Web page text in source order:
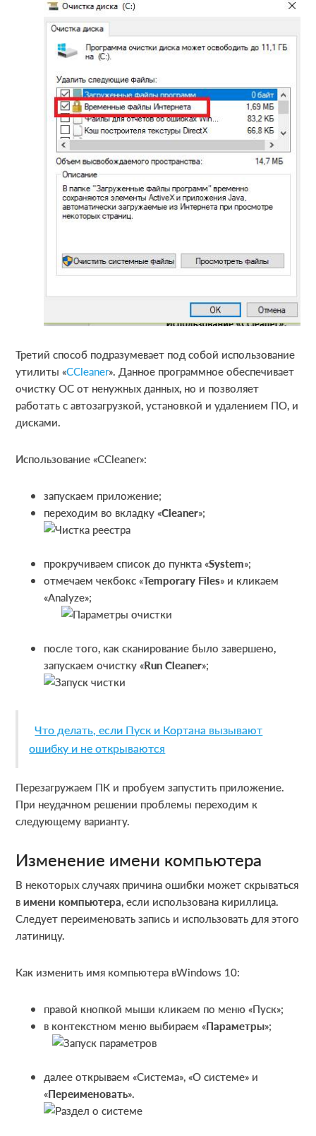
Третий способ подразумевает под собой использование
утилиты «CCleaner». Данное программное обеспечивает
очистку ОС от ненужных данных, но и позволяет
работать с автозагрузкой, установкой и удалением ПО, и
дисками.
Использование «CCleaner»:
запускаем приложение;
переходим во вкладку «Cleaner»;
прокручиваем список до пункта «System»;
отмечаем чекбокс «Temporary Files» и кликаем
«Analyze»;
после того, как сканирование было завершено,
запускаем очистку «RunCleaner»;
Что делать, если Пуск и Кортана вызывают
ошибку и не открываются
Перезагружаем ПК и пробуем запустить приложение.
При неудачном решении проблемы переходим к
следующему варианту.
Изменение имени компьютера
В некоторых случаях причина ошибки может скрываться
вимени компьютера, если использована кириллица.
Следует переименовать запись и использовать для этого
латиницу.
Как изменить имя компьютера вWindows 10:
правой кнопкой мыши кликаем по меню «Пуск»;
в контекстном меню выбираем «Параметры»;
далее открываем «Система», «О системе» и
«Переименовать».